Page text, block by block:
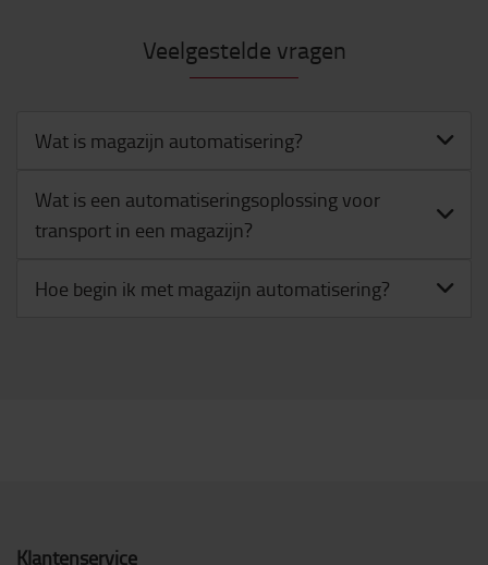
Veelgestelde vragen
Wat is magazijn automatisering?
Wat is een automatiseringsoplossing voor
transport in een magazijn?
Hoe begin ik met magazijn automatisering?
Klantenservice